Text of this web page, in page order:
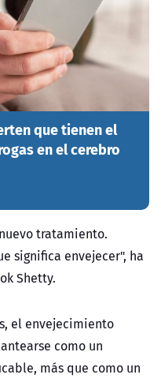
que tienen el
en el cerebro
tratamiento.
significa envejecer", ha
Shetty.
el envejecimiento
como un
más que como un